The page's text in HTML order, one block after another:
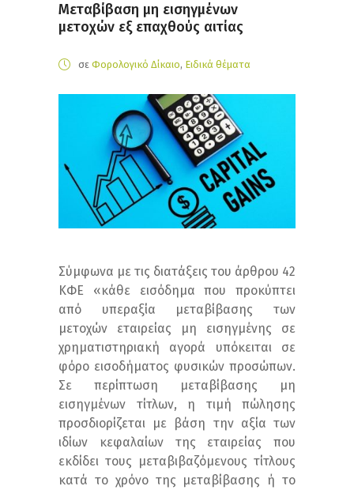
Μεταβίβαση μη εισηγμένων
μετοχών εξ επαχθούς αιτίας
σε Φορολογικό Δίκαιο, Ειδικά θέματα
Σύμφωνα με τις διατάξεις του άρθρου 42
ΚΦΕ «κάθε εισόδημα που προκύπτει
από υπεραξία μεταβίβασης των
μετοχών εταιρείας μη εισηγμένης σε
χρηματιστηριακή αγορά υπόκειται σε
φόρο εισοδήματος φυσικών προσώπων.
Σε περίπτωση μεταβίβασης μη
εισηγμένων τίτλων, η τιμή πώλησης
προσδιορίζεται με βάση την αξία των
ιδίων κεφαλαίων της εταιρείας που
εκδίδει τους μεταβιβαζόμενους τίτλους
κατά το χρόνο της μεταβίβασης ή το